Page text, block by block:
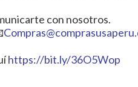
con nosotros.
https://bit.ly/36O5Wop